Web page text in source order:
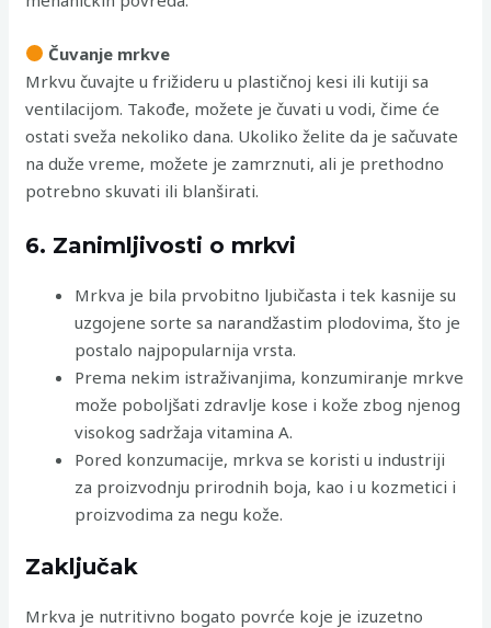
Čuvanje mrkve
Mrkvu čuvajte u frižideru u plastičnoj kesi ili kutiji sa
ventilacijom. Takođe, možete je čuvati u vodi, čime će
ostati sveža nekoliko dana. Ukoliko želite da je sačuvate
na duže vreme, možete je zamrznuti, ali je prethodno
potrebno skuvati ili blanširati.
6. Zanimljivosti o mrkvi
Mrkva je bila prvobitno ljubičasta i tek kasnije su
uzgojene sorte sa narandžastim plodovima, što je
postalo najpopularnija vrsta.
Prema nekim istraživanjima, konzumiranje mrkve
može poboljšati zdravlje kose i kože zbog njenog
visokog sadržaja vitamina A.
Pored konzumacije, mrkva se koristi u industriji
za proizvodnju prirodnih boja, kao i u kozmetici i
proizvodima za negu kože.
Zaključak
Mrkva je nutritivno bogato povrće koje je izuzetno